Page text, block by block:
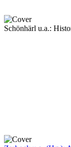
Schönhärl u.a.: